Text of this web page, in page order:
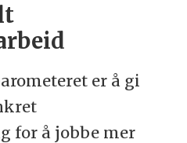
er å gi
for å jobbe mer